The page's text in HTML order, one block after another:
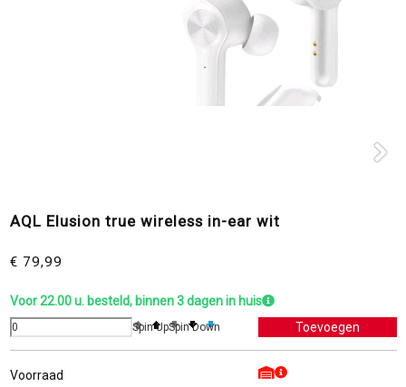
AQL Elusion true wireless in-ear wit
€ 79,99
Voor 22.00 u. besteld, binnen 3 dagen in huis
Spin UpSpin Down
Voorraad